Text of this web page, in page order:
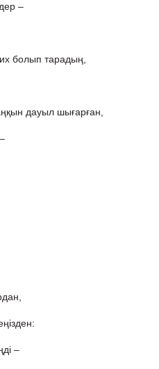
–
болып тарадың,
дауыл шығарған,
–